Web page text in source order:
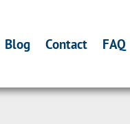
Blog Contact FAQ